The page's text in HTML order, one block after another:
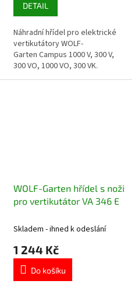
DETAIL
Náhradní hřídel pro elektrické
vertikutátory WOLF-
Garten Campus 1000 V, 300 V,
300 VO, 1000 VO, 300 VK.
WOLF-Garten hřídel s noži
pro vertikutátor VA 346 E
Skladem - ihned k odeslání
1 244 Kč
Do košíku